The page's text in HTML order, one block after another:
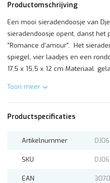
Productomschrijving
Een mooi sieradendoosje van
sieradendoosje opent, danst het
"Romance d'amour". Het
spiegel, vier laadjes en een
17,5 x 15,5 x 12 cm Materiaal:
Toon meer
Productspecificaties
Artikelnummer
SKU
EAN